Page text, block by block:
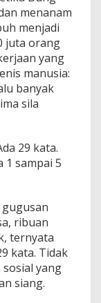
menanam
menjadi
juta orang
yang
manusia:
banyak
sila
29 kata.
1 sampai 5
ribuan
ternyata
kata. Tidak
yang
siang.